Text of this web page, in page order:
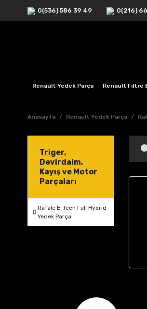
0(536) 586 39 49 0(216)
Renault Yedek Parça Renault Filtre
Anasayfa Renault Yedek Parça
Triger,
Devirdaim,
Kayış ve Motor
Parçaları
Rafale E-Tech Full Hybrid
Yedek Parça